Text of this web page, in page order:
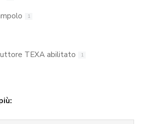
1
TEXA abilitato 1